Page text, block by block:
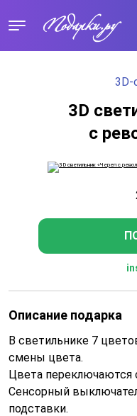
3D-
3D
с
Описание подарка
В светильнике 7
смены цвета.
Цвета переключаются
Сенсорный
подставки.